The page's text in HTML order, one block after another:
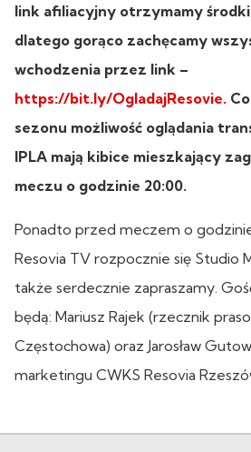
link afiliacyjny otrzymamy
dlatego gorąco zachęcamy
wchodzenia przez link –
https://bit.ly/OgladajResovie.
sezonu możliwość oglądania
IPLA mają kibice mieszkający
meczu o godzinie 20:00.
Ponadto przed meczem o
Resovia TV rozpocznie się Studio
także serdecznie zapraszamy.
będą: Mariusz Rajek (rzecznik
Częstochowa) oraz Jarosław
marketingu CWKS Resovia